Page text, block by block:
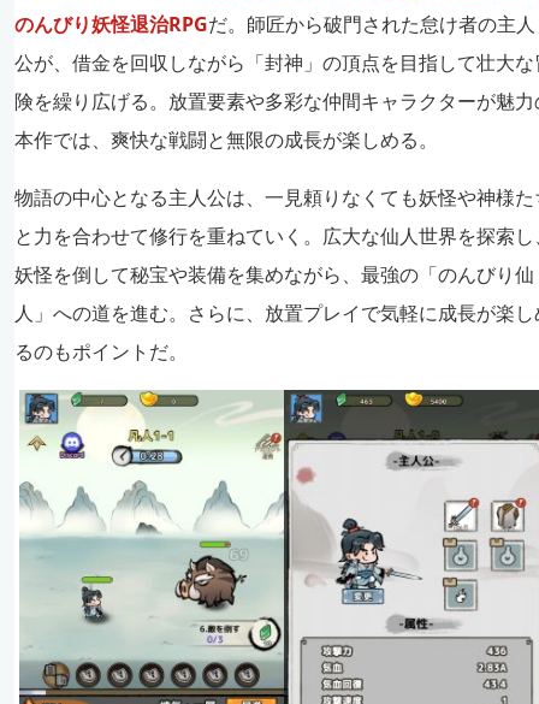
のんびり妖怪退治RPGだ。師匠から破門された怠け者の主人
公が、借金を回収しながら「封神」の頂点を目指して壮大な
険を繰り広げる。放置要素や多彩な仲間キャラクターが魅力
本作では、爽快な戦闘と無限の成長が楽しめる。
物語の中心となる主人公は、一見頼りなくても妖怪や神様た
と力を合わせて修行を重ねていく。広大な仙人世界を探索し
妖怪を倒して秘宝や装備を集めながら、最強の「のんびり仙
人」への道を進む。さらに、放置プレイで気軽に成長が楽し
るのもポイントだ。